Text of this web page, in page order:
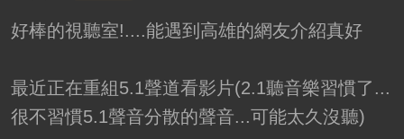
好棒的視聽室!....能遇到高雄的網友介紹真好
最近正在重組5.1聲道看影片(2.1聽音樂習慣了...
很不習慣5.1聲音分散的聲音...可能太久沒聽)